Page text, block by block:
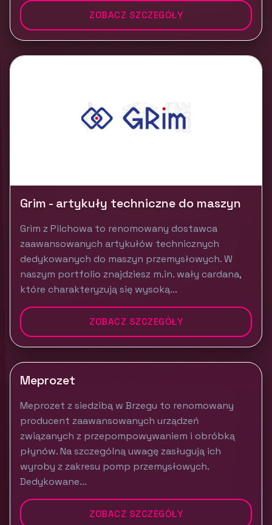
ZOBACZ SZCZEGÓŁY
Grim - artykuły techniczne do maszyn
Grim z Pilchowa to renomowany dostawca
zaawansowanych artykułów technicznych
dedykowanych do maszyn przemysłowych. W
naszym portfolio znajdziesz m.in. wały cardana,
które charakteryzują się wysoką...
ZOBACZ SZCZEGÓŁY
Meprozet
Meprozet z siedzibą w Brzegu to renomowany
producent zaawansowanych urządzeń
związanych z przepompowywaniem i obróbką
płynów. Na szczególną uwagę zasługują ich
wyroby z zakresu pomp przemysłowych.
Dedykowane...
ZOBACZ SZCZEGÓŁY